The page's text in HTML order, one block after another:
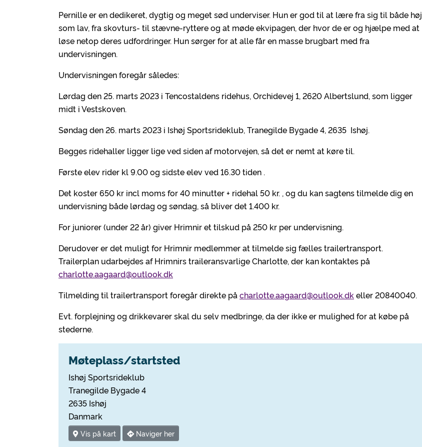
Pernille er en dedikeret, dygtig og meget sød underviser. Hun er god til at lære fra sig til både høj
som lav, fra skovturs- til stævne-ryttere og at møde ekvipagen, der hvor de er og hjælpe med at
løse netop deres udfordringer. Hun sørger for at alle får en masse brugbart med fra
undervisningen.
Undervisningen foregår således:
Lørdag den 25. marts 2023 i Tencostaldens ridehus, Orchidevej 1, 2620 Albertslund, som ligger
midt i Vestskoven.
Søndag den 26. marts 2023 i Ishøj Sportsrideklub, Tranegilde Bygade 4, 2635 Ishøj.
Begges ridehaller ligger lige ved siden af motorvejen, så det er nemt at køre til.
Første elev rider kl 9.00 og sidste elev ved 16.30 tiden .
Det koster 650 kr incl moms for 40 minutter + ridehal 50 kr. , og du kan sagtens tilmelde dig en
undervisning både lørdag og søndag, så bliver det 1.400 kr.
For juniorer (under 22 år) giver Hrimnir et tilskud på 250 kr per undervisning.
Derudover er det muligt for Hrimnir medlemmer at tilmelde sig fælles trailertransport.
Trailerplan udarbejdes af Hrimnirs traileransvarlige Charlotte, der kan kontaktes på
charlotte.aagaard@outlook.dk
Tilmelding til trailertransport foregår direkte på charlotte.aagaard@outlook.dk eller 20840040.
Evt. forplejning og drikkevarer skal du selv medbringe, da der ikke er mulighed for at købe på
stederne.
Møteplass/startsted
Ishøj Sportsrideklub
Tranegilde Bygade 4
2635 Ishøj
Danmark
Vis på kart Naviger her